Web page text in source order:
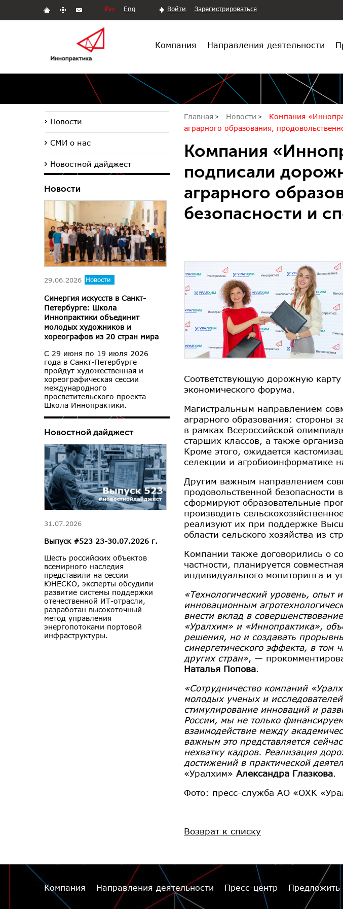
Рус Eng Войти Зарегистрироваться
Компания Направления деятельности
Главная Новости
Компания
аграрного образования,
Компания
подписали
аграрного
безопасности и
Соответствующую дорожную
экономического форума.
Магистральным направлением
аграрного образования: стороны
в рамках Всероссийской
старших классов, а также
Кроме этого, ожидается
селекции и агробиоинформатике
Другим важным направлением
продовольственной
сформируют образовательные
производить
реализуют их при поддержке
области сельского хозяйства из
Компании также договорились о
частности, планируется
индивидуального мониторинга и
«Технологический уровень, опыт
инновационным
внести вклад в
«Уралхим» и «Иннопрактика»,
решения, но и создавать
синергетического эффекта, в том
других стран», —
Наталья Попова.
«Сотрудничество компаний
молодых ученых и
стимулирование инноваций и
России, мы не только
взаимодействие между
важным это представляется
нехватку кадров. Реализация
достижений в практической
«Уралхим» Александра Глазкова.
Фото: пресс-служба АО «ОХК
Возврат к списку
Новости
СМИ о нас
Новостной дайджест
Новости
29.06.2026 Новости
Синергия искусств в Санкт-
Петербурге: Школа
Иннопрактики объединит
молодых художников и
хореографов из 20 стран мира
С 29 июня по 19 июля 2026
года в Санкт-Петербурге
пройдут художественная и
хореографическая сессии
международного
просветительского проекта
Школа Иннопрактики.
Новостной дайджест
31.07.2026
Выпуск #523 23-30.07.2026 г.
Шесть российских объектов
всемирного наследия
представили на сессии
ЮНЕСКО, эксперты обсудили
развитие системы поддержки
отечественной ИТ-отрасли,
разработан высокоточный
метод управления
энергопотоками портовой
инфраструктуры.
Компания Направления деятельности Пресс-центр Предложить